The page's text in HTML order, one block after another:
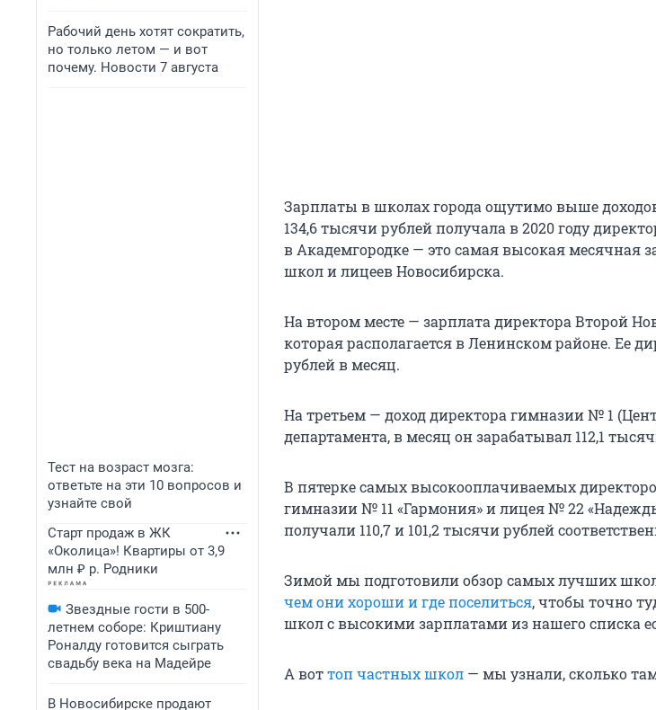
Рабочий день хотят сократить,
но только летом — и вот
почему. Новости 7 августа
Тест на возраст мозга:
ответьте на эти 10 вопросов и
узнайте свой
Старт продаж в ЖК
«Околица»! Квартиры от 3,9
млн ₽ р. Родники
Звездные гости в 500-
летнем соборе: Криштиану
Роналду готовится сыграть
свадьбу века на Мадейре
В Новосибирске продают
Зарплаты в школах города ощутимо выше
134,6 тысячи рублей получала в 2020 году
в Академгородке — это самая высокая месячная
школ и лицеев Новосибирска.
На втором месте — зарплата директора Второй
которая располагается в Ленинском районе. Ее
рублей в месяц.
На третьем — доход директора гимназии № 1
департамента, в месяц он зарабатывал 112,1
В пятерке самых высокооплачиваемых
гимназии № 11 «Гармония» и лицея № 22
получали 110,7 и 101,2 тысячи рублей
Зимой мы подготовили обзор самых лучших
чем они хороши и где поселиться, чтобы точно
школ с высокими зарплатами из нашего списка
А воттоп частных школ — мы узнали, сколько